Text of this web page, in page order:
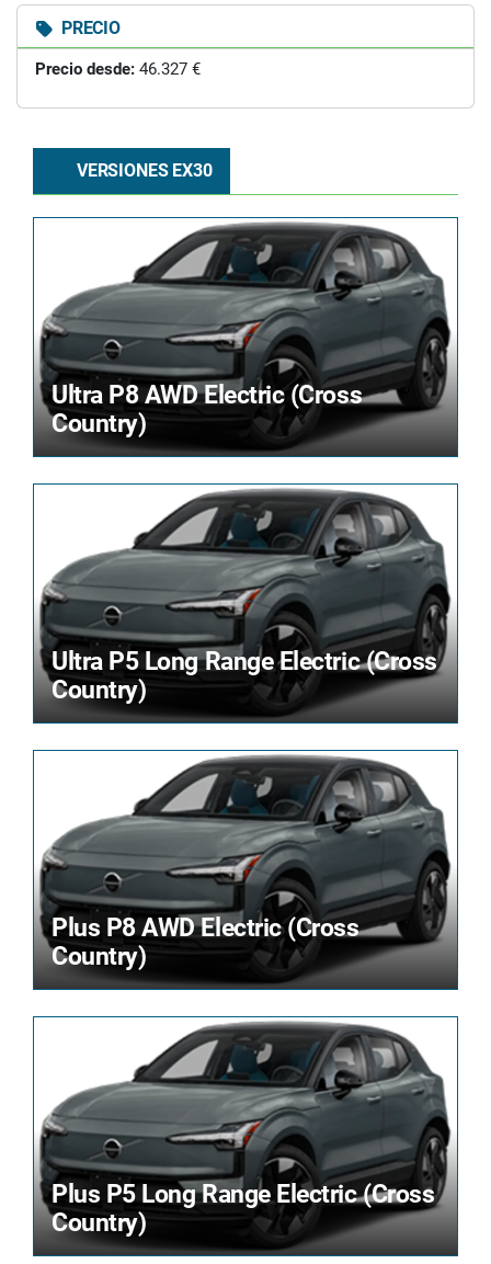
PRECIO
Precio desde: 46.327 €
VERSIONES EX30
Ultra P8 AWD Electric (Cross
Country)
Ultra P5 Long Range Electric (Cross
Country)
Plus P8 AWD Electric (Cross
Country)
Plus P5 Long Range Electric (Cross
Country)